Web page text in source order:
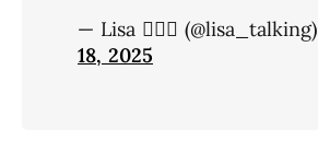
— Lisa 🧚🏻‍♀️ (@lisa_talking)
18, 2025